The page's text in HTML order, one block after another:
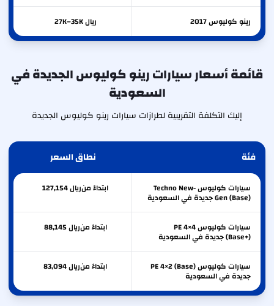
رينو كوليوس2017 ريال 27K–35K
قائمة أسعار سيارات رينو كوليوس الجديدة في
السعودية
إليك التكلفة التقريبية لطرازات سيارات رينو كوليوس الجديدة
فئة نطاق السعر
سيارات كوليوس Techno New-
Gen (Base) جديدة في السعودية
ابتداءً من 127,154ريال
سيارات كوليوس PE 4×4
(Base+) جديدة في السعودية
ابتداءً من 88,145ريال
سيارات كوليوس PE 4×2 (Base)
جديدة في السعودية
ابتداءً من 83,094ريال